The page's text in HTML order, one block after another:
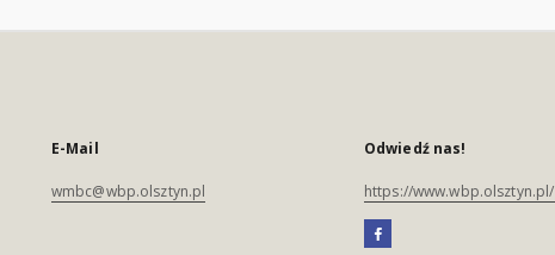
E-Mail
wmbc@wbp.olsztyn.pl
Odwiedź nas!
https://www.wbp.olsztyn.pl/